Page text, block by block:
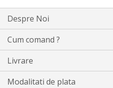
Despre Noi
Cum comand ?
Livrare
Modalitati de plata